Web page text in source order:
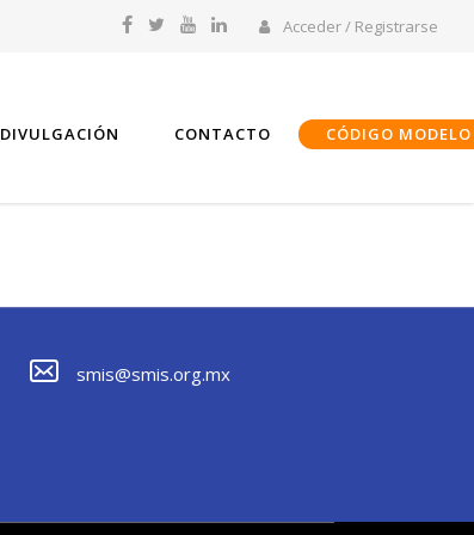
Acceder / Registrarse
DIVULGACIÓN CONTACTO CÓDIGO MODELO
smis@smis.org.mx